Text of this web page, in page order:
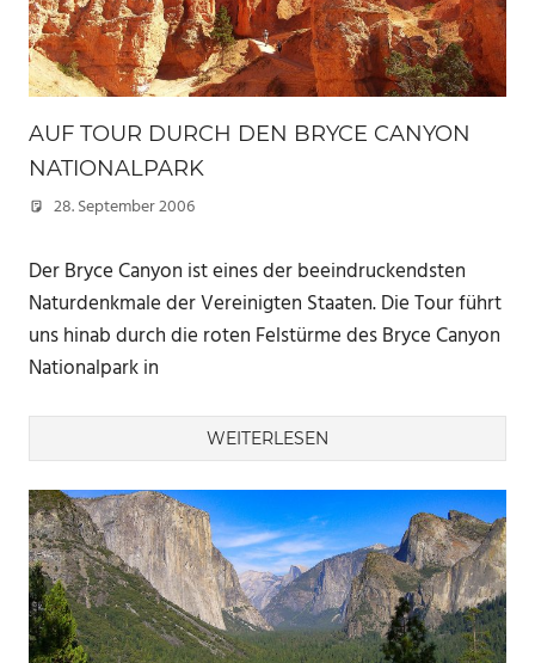
AUF TOUR DURCH DEN BRYCE CANYON
NATIONALPARK
28. September 2006
Der Bryce Canyon ist eines der beeindruckendsten
Naturdenkmale der Vereinigten Staaten. Die Tour führt
uns hinab durch die roten Felstürme des Bryce Canyon
Nationalpark in
WEITERLESEN